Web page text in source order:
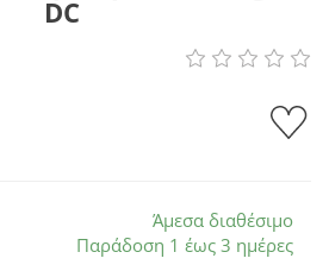
DC
Άμεσα διαθέσιμο
Παράδοση 1 έως 3 ημέρες